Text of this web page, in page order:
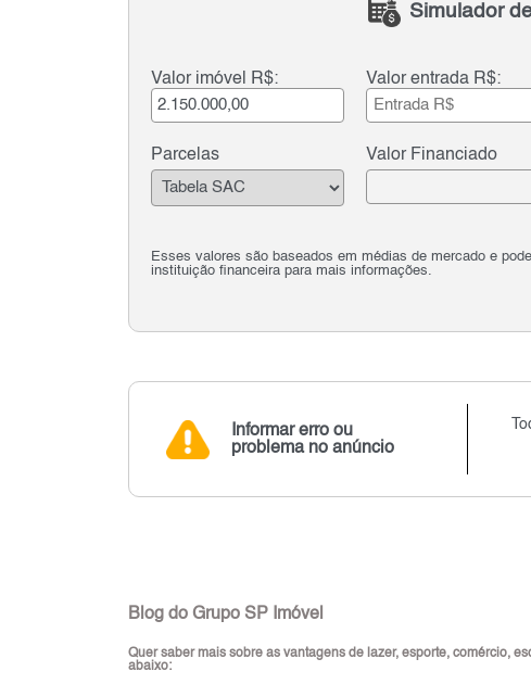
Simulador
Valor imóvel R$: Valor entrada R$:
Parcelas Valor Financiado
Esses valores são baseados em médias de mercado e
instituição financeira para mais informações.
Informar erro ou
problema no anúncio
Blog do Grupo SP Imóvel
Quer saber mais sobre as vantagens de lazer, esporte, comércio,
abaixo: